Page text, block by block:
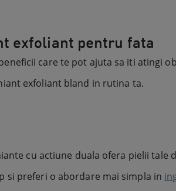
exfoliant pentru fata
care te pot ajuta sa iti atingi
exfoliant bland in rutina ta.
cu actiune duala ofera pielii
si preferi o abordare mai simpla in